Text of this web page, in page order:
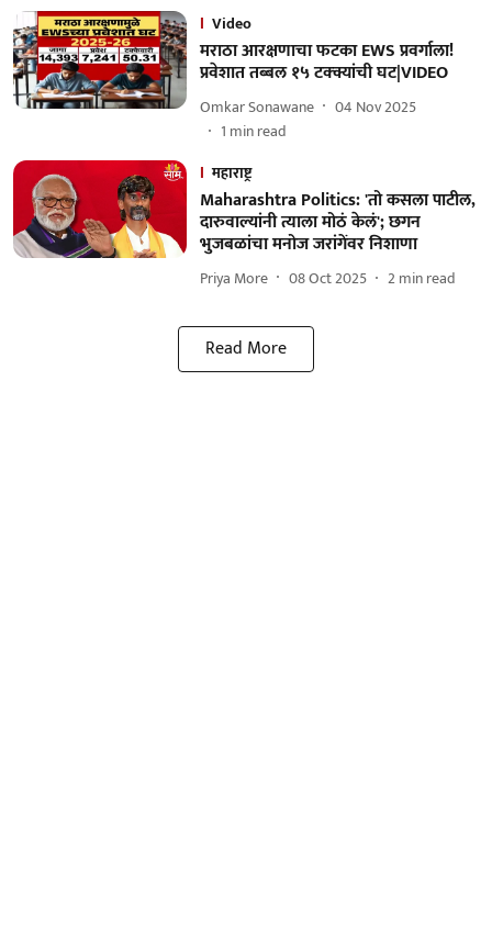
Video
मराठा आरक्षणाचा फटका EWS प्रवर्गाला!
प्रवेशात तब्बल १५ टक्क्यांची घट|VIDEO
Omkar Sonawane
04 Nov 2025
1 min read
महाराष्ट्र
Maharashtra Politics: 'तो कसला पाटील,
दारुवाल्यांनी त्याला मोठं केलं'; छगन
भुजबळांचा मनोज जरांगेंवर निशाणा
Priya More 08 Oct 2025 2min read
Read More